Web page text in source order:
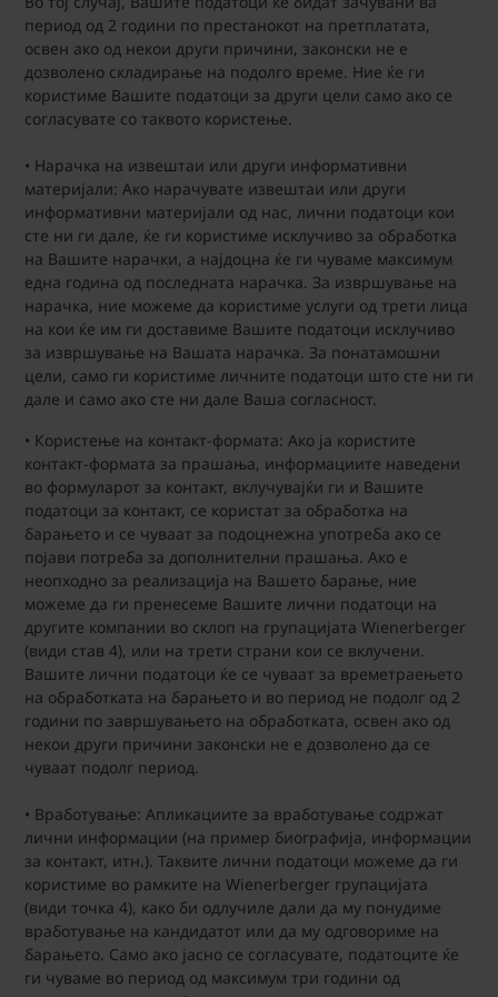
период од 2 години по престанокот на претплатата,
освен ако од некои други причини, законски не е
дозволено складирање на подолго време. Ние ќе ги
користиме Вашите податоци за други цели само ако се
согласувате со таквото користење.
• Нарачка на извештаи или други информативни
материјали: Ако нарачувате извештаи или други
информативни материјали од нас, лични податоци кои
сте ни ги дале, ќе ги користиме исклучиво за обработка
на Вашите нарачки, а најдоцна ќе ги чуваме максимум
една година од последната нарачка. За извршување на
нарачка, ние можеме да користиме услуги од трети лица
на кои ќе им ги доставиме Вашите податоци исклучиво
за извршување на Вашата нарачка. За понатамошни
цели, само ги користиме личните податоци што сте ни ги
дале и само ако сте ни дале Ваша согласност.
• Користење на контакт-формата: Ако ја користите
контакт-формата за прашања, информациите наведени
во формуларот за контакт, вклучувајќи ги и Вашите
податоци за контакт, се користат за обработка на
барањето и се чуваат за подоцнежна употреба ако се
појави потреба за дополнителни прашања. Ако е
неопходно за реализација на Вашето барање, ние
можеме да ги пренесеме Вашите лични податоци на
другите компании во склоп на групацијата Wienerberger
(види став 4), или на трети страни кои се вклучени.
Вашите лични податоци ќе се чуваат за времетраењето
на обработката на барањето и во период не подолг од 2
години по завршувањето на обработката, освен ако од
некои други причини законски не е дозволено да се
чуваат подолг период.
• Вработување: Апликациите за вработување содржат
лични информации (на пример биографија, информации
за контакт, итн.). Таквите лични податоци можеме да ги
користиме во рамките на Wienerberger групацијата
(види точка 4), како би одлучиле дали да му понудиме
вработување на кандидатот или да му одговориме на
барањето. Само ако јасно се согласувате, податоците ќе
ги чуваме во период од максимум три години од